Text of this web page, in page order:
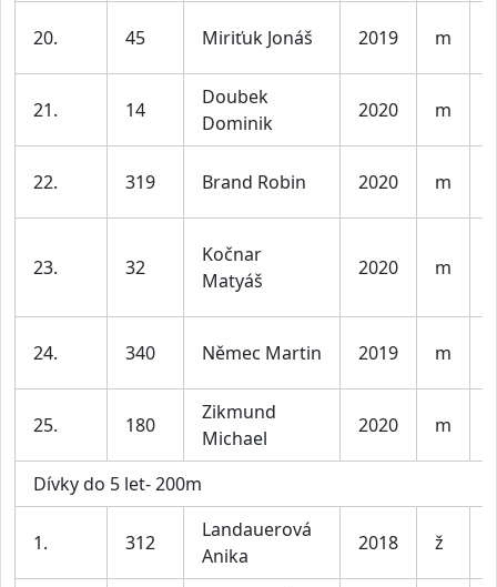
20. 45 Miriťuk Jonáš 2019 m
21. 14
Doubek
Dominik
2020 m
22. 319 Brand Robin 2020 m
23. 32
Kočnar
Matyáš
2020 m
24. 340 Němec Martin 2019 m
25. 180
Zikmund
Michael
2020 m
Dívky do 5 let- 200m
1. 312
Landauerová
Anika
2018 ž